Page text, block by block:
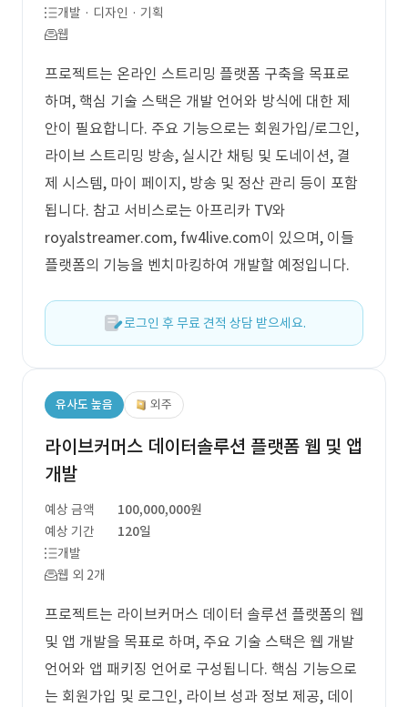
개발 · 디자인 · 기획
웹
프로젝트는 온라인 스트리밍 플랫폼 구축을 목표로
하며, 핵심 기술 스택은 개발 언어와 방식에 대한 제
안이 필요합니다. 주요 기능으로는 회원가입/로그인,
라이브 스트리밍 방송, 실시간 채팅 및 도네이션, 결
제 시스템, 마이 페이지, 방송 및 정산 관리 등이 포함
됩니다. 참고 서비스로는 아프리카 TV와
royalstreamer.com, fw4live.com이 있으며, 이들
플랫폼의 기능을 벤치마킹하여 개발할 예정입니다.
로그인 후 무료 견적 상담 받으세요.
유사도 높음 외주
라이브커머스 데이터솔루션 플랫폼 웹 및 앱
개발
예상 금액
100,000,000원
예상 기간
120일
개발
웹 외 2개
프로젝트는 라이브커머스 데이터 솔루션 플랫폼의 웹
및 앱 개발을 목표로 하며, 주요 기술 스택은 웹 개발
언어와 앱 패키징 언어로 구성됩니다. 핵심 기능으로
는 회원가입 및 로그인, 라이브 성과 정보 제공, 데이